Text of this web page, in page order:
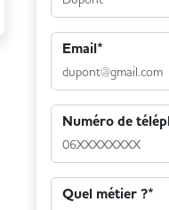
Email*
Numéro de
Quel métier ?*